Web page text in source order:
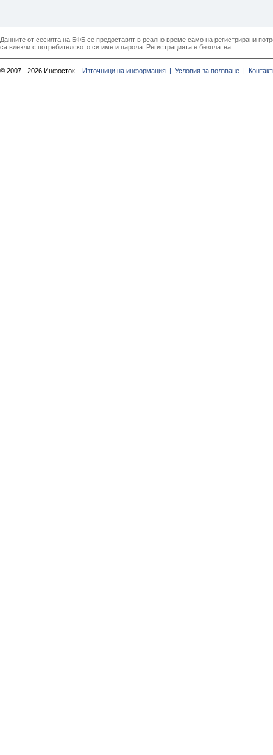
Данните от сесията на БФБ се предоставят в реално време само на регистрирани
са влезли с потребителското си име и парола. Регистрацията е безплатна.
© 2007 - 2026 Инфосток Източници на информация | Условия за ползване |